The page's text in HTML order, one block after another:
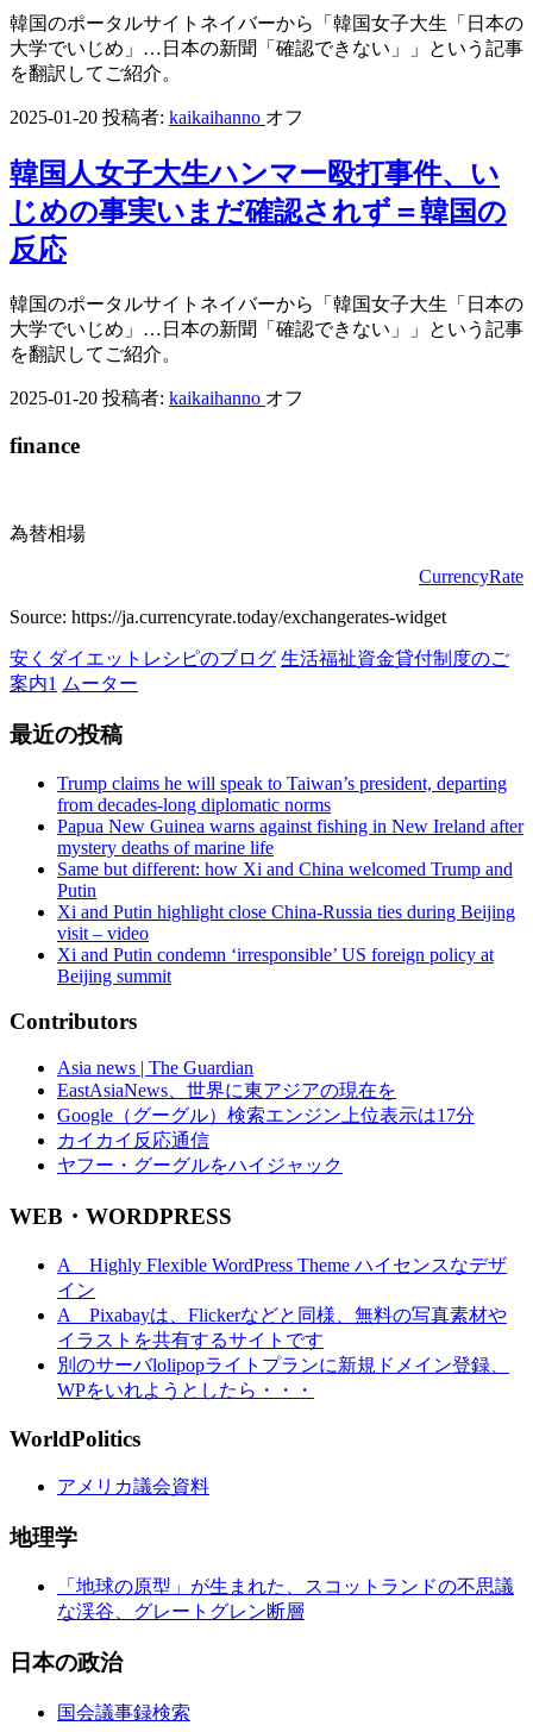
韓国のポータルサイトネイバーから「韓国女子大生「日本の
大学でいじめ」…日本の新聞「確認できない」」という記事
を翻訳してご紹介。
2025-01-20 投稿者: kaikaihanno オフ
韓国人女子大生ハンマー殴打事件、い
じめの事実いまだ確認されず＝韓国の
反応
韓国のポータルサイトネイバーから「韓国女子大生「日本の
大学でいじめ」…日本の新聞「確認できない」」という記事
を翻訳してご紹介。
2025-01-20 投稿者: kaikaihanno オフ
finance
為替相場
CurrencyRate
Source: https://ja.currencyrate.today/exchangerates-widget
安くダイエットレシピのブログ 生活福祉資金貸付制度のご
案内1 ムーター
最近の投稿
Trump claims he will speak to Taiwan’s president, departing
from decades-long diplomatic norms
Papua New Guinea warns against fishing in New Ireland after
mystery deaths of marine life
Same but different: how Xi and China welcomed Trump and
Putin
Xi and Putin highlight close China-Russia ties during Beijing
visit – video
Xi and Putin condemn ‘irresponsible’ US foreign policy at
Beijing summit
Contributors
Asia news | The Guardian
EastAsiaNews、世界に東アジアの現在を
Google（グーグル）検索エンジン上位表示は17分
カイカイ反応通信
ヤフー・グーグルをハイジャック
WEB・WORDPRESS
A Highly Flexible WordPress Theme ハイセンスなデザ
イン
A Pixabayは、Flickerなどと同様、無料の写真素材や
イラストを共有するサイトです
別のサーバlolipopライトプランに新規ドメイン登録、
WPをいれようとしたら・・・
WorldPolitics
アメリカ議会資料
地理学
「地球の原型」が生まれた、スコットランドの不思議
な渓谷、グレートグレン断層
日本の政治
国会議事録検索